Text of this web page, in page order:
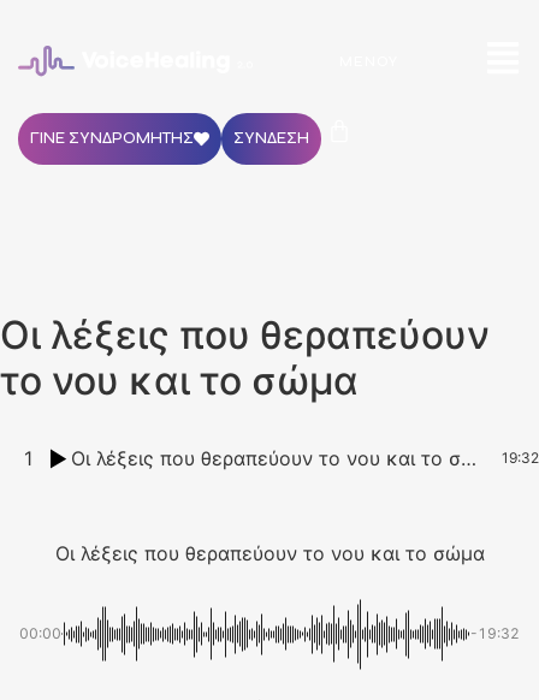
ΓΙΝΕ ΣΥΝΔΡΟΜΗΤΗΣ ΣΥΝΔΕΣΗ
Οι λέξεις που θεραπεύουν
το νου και το σώμα
1 Οι λέξεις που θεραπεύουν το νου και το σώμα 19:32
Οι λέξεις που θεραπεύουν το νου και το σώμα
00:00 -19:32